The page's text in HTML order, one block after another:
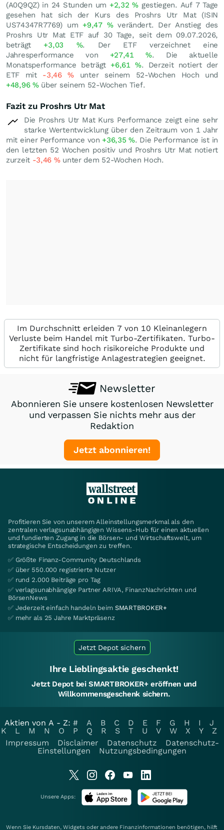
(A0Q9QZ) in 24 Stunden um +2,32% gestiegen. Auf 7 Tage
gesehen hat sich der Kurs des Proshrs Utr Mat (ISIN
US74347R7769) um +9,47 %verändert. Der Anstieg des
Proshrs Utr Mat ETF auf 30 Tage, seit dem 09.07.2026,
beträgt +3,03 %. Der ETF verzeichnet eine
Jahresperformance von +27,41%. Die aktuelle
Monatsperformance beträgt +6,61 %. Derzeit notiert der
ETF mit -3,46% unter seinem 52-Wochen Hoch und
+48,96 %über seinem 52-Wochen Tief.
Fazit zu Proshrs Utr Mat
Die Proshrs Utr Mat Kurs Performance zeigt eine sehr
starke Wertentwicklung über den Zeitraum von 1 Jahr
mit einer Performance von +36,35%. Die Performance ist in
den letzten 52 Wochen positiv und Proshrs Utr Mat notiert
zurzeit -3,46 %unter dem 52-Wochen Hoch.
Im Durchschnitt erleiden 7 von 10 Kleinanlegern
Verluste beim Handel mit Turbo-Zertifikaten. Turbo-
Zertifikate sind hoch risikoreiche Produkte und
nicht für langfristige Anlagestrategien geeignet.
Newsletter
Abonnieren Sie unsere kostenlosen Newsletter
und verpassen Sie nichts mehr aus der
Redaktion
Jetzt abonnieren!
Profitieren Sie von unserem Alleinstellungsmerkmal als den
zentralen verlagsunabhängigen Wissens-Hub für einen aktuellen
und fundierten Zugang in die Börsen- und Wirtschaftswelt, um
strategische Entscheidungen zu treffen.
✅ Größte Finanz-Community Deutschlands
✅ über 550.000 registrierte Nutzer
✅ rund 2.000 Beiträge pro Tag
✅ verlagsunabhängige Partner ARIVA, FinanzNachrichten und
BörsenNews
✅ Jederzeit einfach handeln beim SMARTBROKER+
✅ mehr als 25 Jahre Marktpräsenz
Jetzt Depot sichern
Ihre Lieblingsaktie geschenkt!
Jetzt Depot bei SMARTBROKER+ eröffnen und
Willkommensgeschenk sichern.
Aktien von A - Z: # A B C D E F G H I
J
K
L M N O P Q R S T U V W X Y
Z
Impressum
Disclaimer Datenschutz
Datenschutz-
Einstellungen
Nutzungsbedingungen
Unsere Apps:
Wenn Sie Kursdaten, Widgets oder andere Finanzinformationen benötigen, hilft